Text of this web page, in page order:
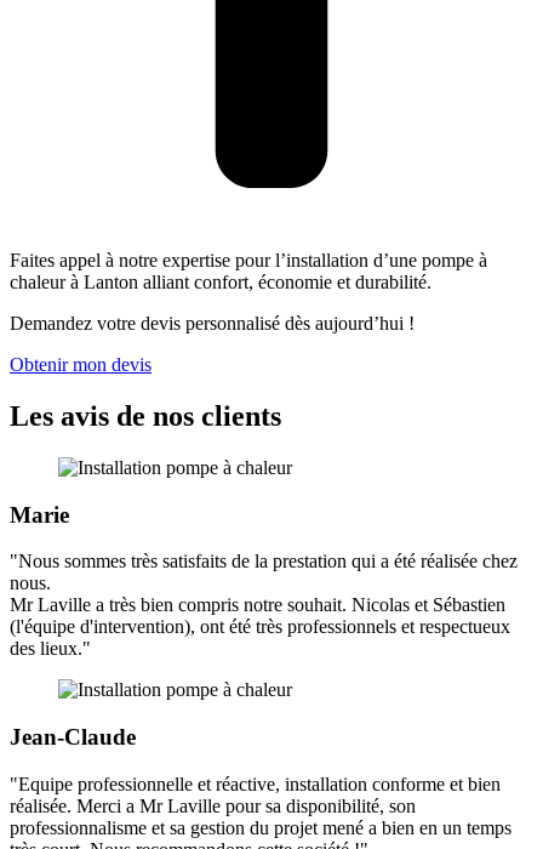
Faites appel à notre expertise pour l’installation d’une pompe à
chaleur à Lanton alliant confort, économie et durabilité.
Demandez votre devis personnalisé dès aujourd’hui !
Obtenir mon devis
Les avis de nos clients
Marie
"Nous sommes très satisfaits de la prestation qui a été réalisée chez
nous.
Mr Laville a très bien compris notre souhait. Nicolas et Sébastien
(l'équipe d'intervention), ont été très professionnels et respectueux
des lieux."
Jean-Claude
"Equipe professionnelle et réactive, installation conforme et bien
réalisée. Merci a Mr Laville pour sa disponibilité, son
professionnalisme et sa gestion du projet mené a bien en un temps